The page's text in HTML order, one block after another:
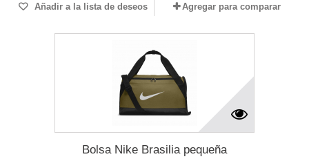
Añadir a la lista de deseos Agregar para comparar
Bolsa Nike Brasilia pequeña